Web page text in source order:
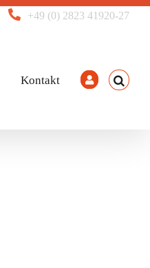
+49 (0) 2823 41920-27
Kontakt